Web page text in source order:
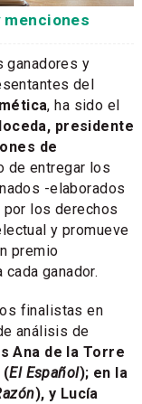
ganadores y
del
, ha sido el
presidente
de
de entregar los
-elaborados
por los derechos
y promueve
premio
ganador.
finalistas en
análisis de
Ana de la Torre
(El Español); en la
), y Lucía